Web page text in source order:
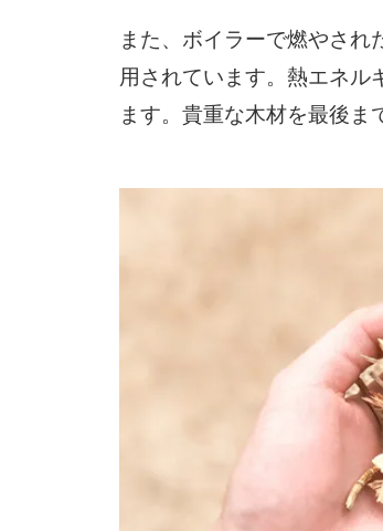
また、ボイラーで燃やされ
用されています。熱エネル
ます。貴重な木材を最後ま